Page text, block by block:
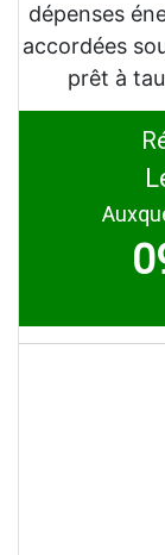
dépenses
accordées
prêt à